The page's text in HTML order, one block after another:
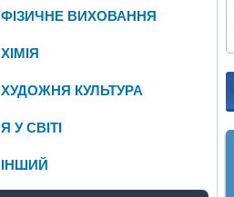
ФІЗИЧНЕ ВИХОВАННЯ
ХІМІЯ
ХУДОЖНЯ КУЛЬТУРА
Я У СВІТІ
ІНШИЙ